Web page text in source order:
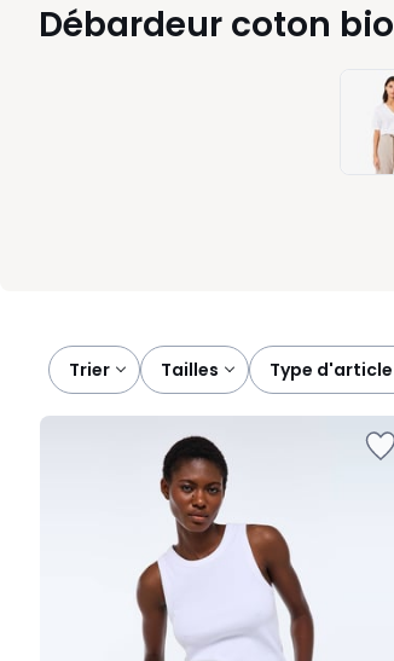
Débardeur coton bio
Trier tailles type d'article